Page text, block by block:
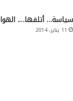
سياسة… أتلفها…. الهوا
11 يناير، 2014